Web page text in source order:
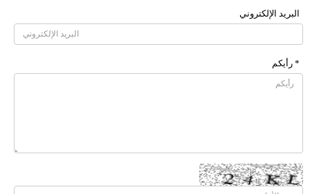
البرید الإلکتروني
* رأیکم